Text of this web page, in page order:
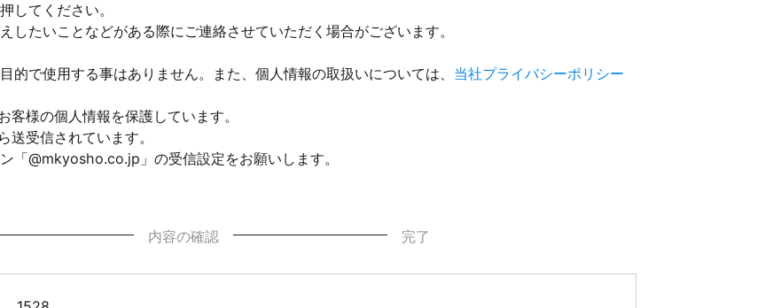
してください。
したいことなどがある際にご連絡させていただく場合がございます。
的で使用する事はありません。また、個人情報の取扱いについては、 当社プライバシーポリシー
客様の個人情報を保護しています。
送受信されています。
「@mkyosho.co.jp」の受信設定をお願いします。
内容の確認 完了